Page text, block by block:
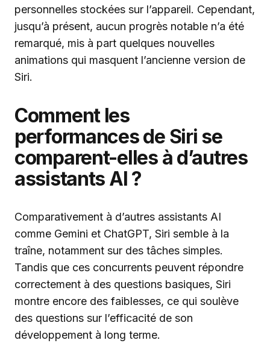
personnelles stockées sur l’appareil. Cependant,
jusqu’à présent, aucun progrès notable n’a été
remarqué, mis à part quelques nouvelles
animations qui masquent l’ancienne version de
Siri.
Comment les
performances de Siri se
comparent-elles à d’autres
assistants AI ?
Comparativement à d’autres assistants AI
comme Gemini et ChatGPT, Siri semble à la
traîne, notamment sur des tâches simples.
Tandis que ces concurrents peuvent répondre
correctement à des questions basiques, Siri
montre encore des faiblesses, ce qui soulève
des questions sur l’efficacité de son
développement à long terme.